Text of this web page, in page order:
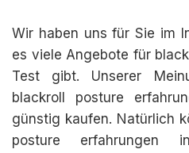
Wir haben uns für Sie im
es viele Angebote für
Test gibt. Unserer
blackroll posture
günstig kaufen. Natürlich
posture erfahrungen